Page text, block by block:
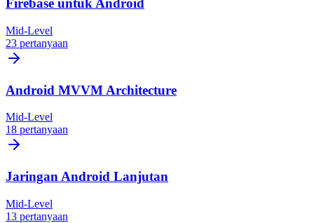
Firebase untuk Android
Mid-Level
23 pertanyaan
Android MVVM Architecture
Mid-Level
18 pertanyaan
Jaringan Android Lanjutan
Mid-Level
13 pertanyaan